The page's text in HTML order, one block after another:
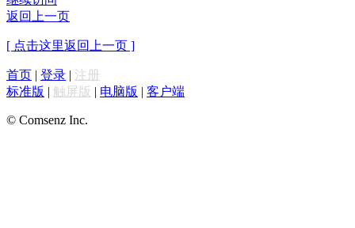
返回上一页
[ 点击这里返回上一页 ]
首页 | 登录 | 注册
标准版 | 触屏版 | 电脑版 | 客户端
© Comsenz Inc.